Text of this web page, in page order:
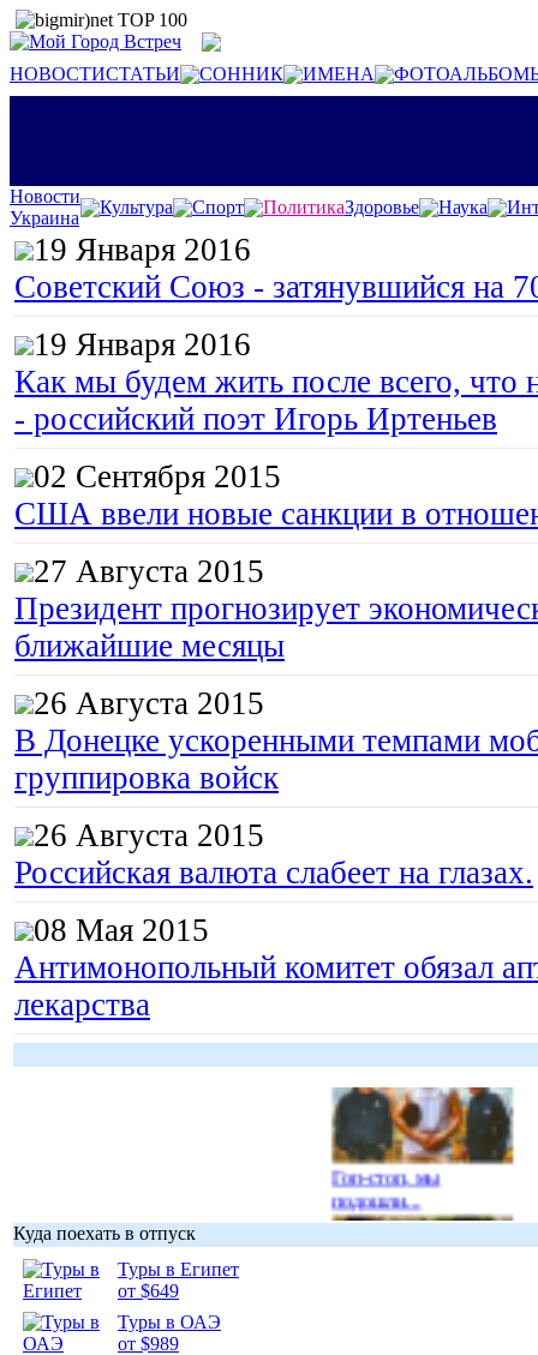
НОВОСТИСТАТЬИ СОННИК ИМЕНА
Новости
Украина
Культура Спорт ПолитикаЗдоровье Наука
19 Января 2016
Советский Союз - затянувшийся на
19 Января 2016
Как мы будем жить после всего, что
- российский поэт Игорь Иртеньев
02 Сентября 2015
США ввели новые санкции в
27 Августа 2015
Президент прогнозирует
ближайшие месяцы
26 Августа 2015
В Донецке ускоренными темпами
группировка войск
26 Августа 2015
Российская валюта слабеет на глазах.
08 Мая 2015
Антимонопольный комитет обязал
лекарства
Гоп-стоп, мы
подошли...
Куда поехать в отпуск
Туры в Египет
от $649
Туры в ОАЭ
от $989